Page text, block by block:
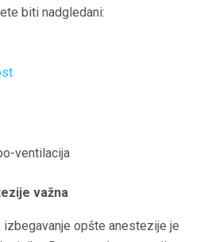
biti nadgledani:
ventilacija
važna
izbegavanje opšte anestezije je